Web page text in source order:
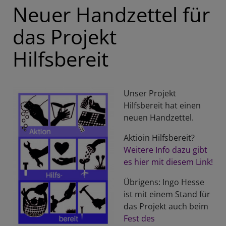
Neuer Handzettel für
das Projekt
Hilfsbereit
Unser Projekt
Hilfsbereit hat einen
neuen Handzettel.
Aktioin Hilfsbereit?
Weitere Info dazu gibt
es hier mit diesem Link!
Übrigens: Ingo Hesse
ist mit einem Stand für
das Projekt auch beim
Fest des